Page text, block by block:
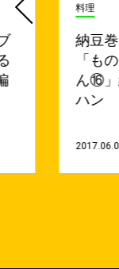
料理
納豆
「も
ん⑯」
ハン